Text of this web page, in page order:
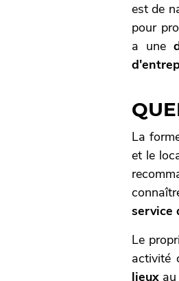
est de
pour
a une
La
et le
service
Le
activité
lieux